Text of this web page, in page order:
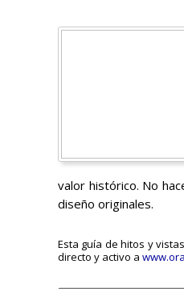
valor histórico. No
diseño originales.
Esta guía de hitos y
directo y activo a